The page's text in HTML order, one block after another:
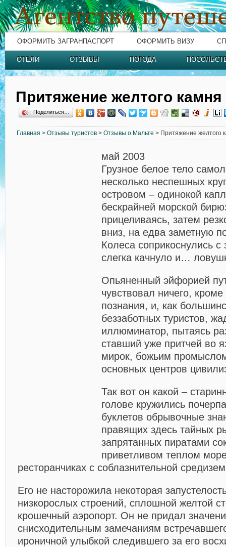
ОФОРМИТЬ ЗАГРАНПАСПОРТ ОФОРМИТЬ ВИЗУ
ОТЕЛИ ОТЗЫВЫ ПОГОДА
Притяжение желтого камня
Поделиться…
Главная > Отзывы туристов > Отзывы о Мальте > Притяжение желтого
май 2003
Грузное белое тело
несколько неспешных
островом – одинокой
бескрайней морской
прицеливаясь, затем
вниз, на едва заметную
Колеса соприкоснулись
слегка качнуло и…
Опьяненный эйфорией
чувствовал ничего,
познания, и, как
беззаботных туристов,
иллюминатор, пытаясь
ставший уже притчей во
мирок, божьим
основных центров
Так вот он какой –
голове кружились
буклетов обрывочные
правящих здесь тайных
запрятанных пиратами
приветливом теплом
ресторанчиках с соблазнительной
Его не насторожила некоторая
низкорослых строений, сплошной желтой
крошечный аэропорт. Он не придал
снисходительным замечаниям
ироничной улыбкой следившего за его